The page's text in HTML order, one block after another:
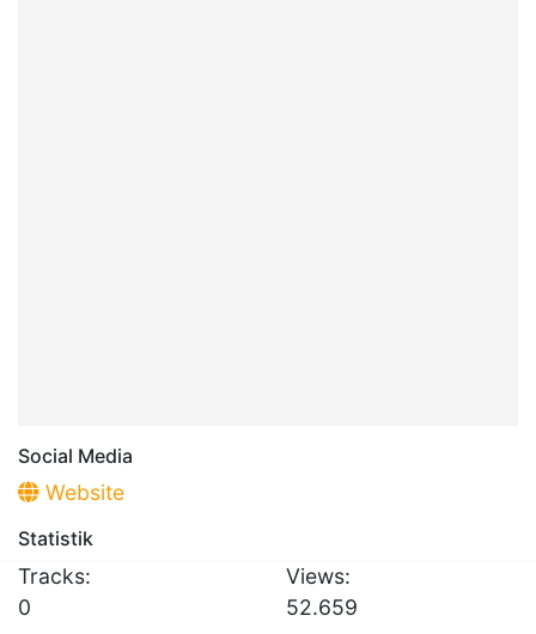
Social Media
Website
Statistik
Tracks:
0
Views:
52.659